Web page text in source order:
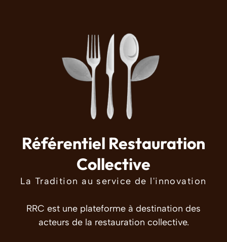
Référentiel Restauration
Collective
La Tradition au service de l'innovation
RRC est une plateforme à destination des
acteurs de la restauration collective.